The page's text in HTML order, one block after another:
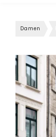
Damen